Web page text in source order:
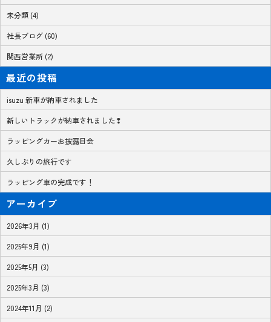
未分類 (4)
社長ブログ (60)
関西営業所 (2)
最近の投稿
isuzu 新車が納車されました
新しいトラックが納車されました❢
ラッピングカーお披露目会
久しぶりの旅行です
ラッピング車の完成です！
アーカイブ
2026年3月 (1)
2025年9月 (1)
2025年5月 (3)
2025年3月 (3)
2024年11月 (2)